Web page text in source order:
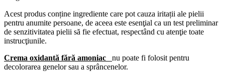
Acest produs conține ingrediente care pot cauza iritații ale pielii
pentru anumite persoane, de aceea este esenţial ca un test preliminar
de senzitivitatea pielii să fie efectuat, respectând cu atenţie toate
instrucţiunile.
Crema oxidantă fără amoniac nu poate fi folosit pentru
decolorarea genelor sau a sprâncenelor.